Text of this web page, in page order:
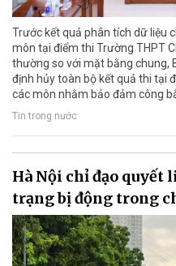
Trước kết quả phân tích dữ liệu
môn tại điểm thi Trường THPT
thường so với mặt bằng chung,
định hủy toàn bộ kết quả thi tại
các môn nhằm bảo đảm công
Tin trong nước
Hà Nội chỉ đạo
trạng bị động trong